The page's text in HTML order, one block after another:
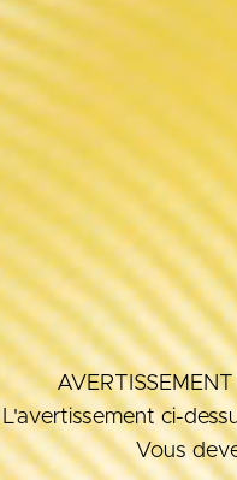
L'avertissement ci-
Vous